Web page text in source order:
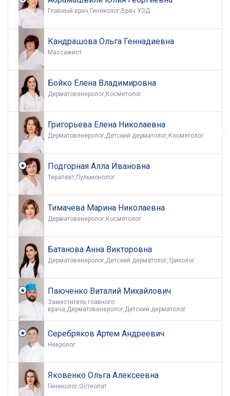
Главный врач,Гинеколог,Врач УЗД
Кандрашова Ольга Геннадиевна
Массажист
Бойко Елена Владимировна
Дерматовенеролог,Косметолог
Григорьева Елена Николаевна
Дерматовенеролог,Детский дерматолог,Косметолог
Подгорная Алла Ивановна
Терапевт,Пульмонолог
Тимачева Марина Николаевна
Дерматовенеролог,Косметолог
Батанова Анна Викторовна
Дерматовенеролог,Детский дерматолог,Трихолог
Паюченко Виталий Михайлович
Заместитель главного
врача,Дерматовенеролог,Детский дерматолог
Серебряков Артем Андреевич
Невролог
Яковенко Ольга Алексеевна
Гинеколог,Остеопат